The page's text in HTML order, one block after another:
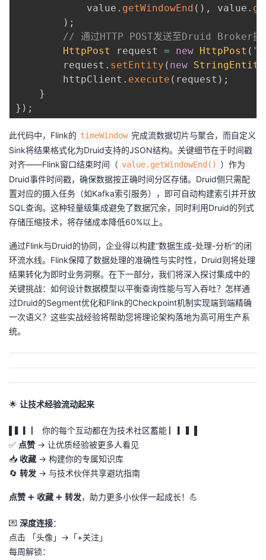
            value
. getWindowEnd ( ) , value .
) ;
// 通过HTTP POST发送至Druid Broker摄
HttpPost
request = new HttpPost (
        request
. setEntity ( new StringEntity
        httpClient
. execute ( request ) ;
}
} ) ;
此代码中，Flink的 timeWindow 完成流数据切片与聚合，而自定义
Sink将结果格式化为Druid支持的JSON结构。关键细节在于时间戳
对齐——Flink窗口结束时间（ value.getWindowEnd() ）作为
Druid事件时间戳，确保数据按正确时间分区存储。Druid侧只需配
置对应的摄入任务（如Kafka索引服务），即可自动构建索引并开放
SQL查询。这种轻量级集成避免了数据冗余，同时利用Druid的列式
存储压缩技术，将存储成本降低60%以上。
通过Flink与Druid的协同，企业得以构建“数据生成-处理-分析”的闭
环流水线。Flink保障了数据处理的准确性与实时性，Druid则将处理
结果转化为即时业务洞察。在下一部分，我们将深入探讨集成中的
关键挑战：如何设计数据模型以平衡查询性能与写入吞吐？怎样通
过Druid的Segment优化和Flink的Checkpoint机制实现端到端精确
一次语义？这些实战经验将帮助您将理论架构落地为高可用生产系
统。
🌟 让技术经验流动起来
▌▍▎▏ 你的每个互动都在为技术社区蓄能 ▏▎▍▌
✅ 点赞 → 让优质经验被更多人看见
📥 收藏 → 构建你的专属知识库
🔄 转发 → 与技术伙伴共享避坑指南
点赞 ➕ 收藏 ➕ 转发，助力更多小伙伴一起成长！💪
💌 深度连接：
点击 「头像」→「+关注」
每周解锁：